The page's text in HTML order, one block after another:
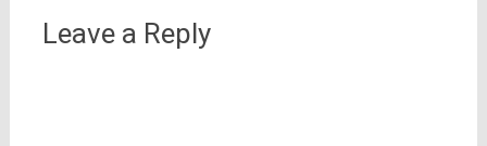
Leave a Reply